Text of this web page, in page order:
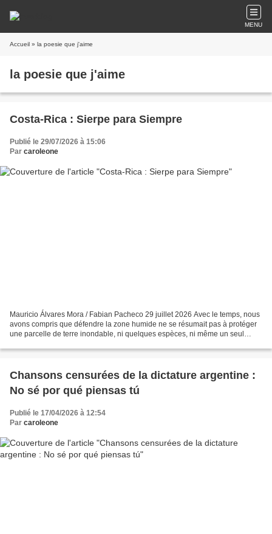
MENU
Accueil » la poesie que j'aime
la poesie que j'aime
Costa-Rica : Sierpe para Siempre
Publié le 29/07/2026 à 15:06
Par caroleone
Mauricio Álvares Mora / Fabian Pacheco 29 juillet 2026 Avec le temps, nous
avons compris que défendre la zone humide ne se résumait pas à protéger
une parcelle de terre inondable, ni quelques espèces, ni même un seul
Chansons censurées de la dictature argentine :
No sé por qué piensas tú
Publié le 17/04/2026 à 12:54
Par caroleone